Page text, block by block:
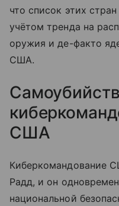
что список этих
учётом тренда на
оружия и де-факто
США.
США
Киберкомандование
Радд, и он
национальной